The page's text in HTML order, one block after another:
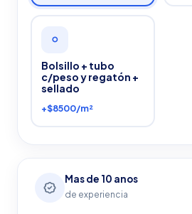
Bolsillo + tubo
c/peso y regatón +
sellado
+$8500/m²
Mas de 10 anos
de experiencia